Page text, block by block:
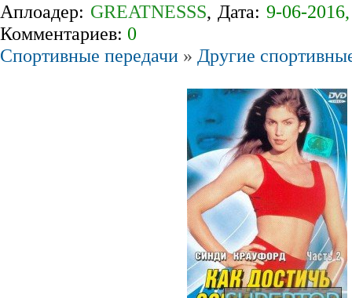
Аплоадер: GREATNESSS, Дата: 9-06-
Комментариев: 0
Спортивные передачи » Другие